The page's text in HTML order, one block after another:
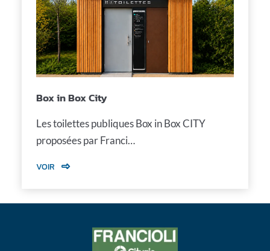
Box in Box City
Les toilettes publiques Box in Box CITY
proposées par Franci…
VOIR